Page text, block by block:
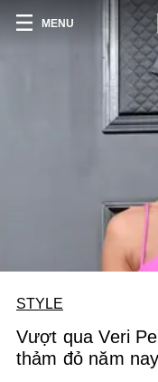
MENU
STYLE
Vượt qua Veri
thảm đỏ năm